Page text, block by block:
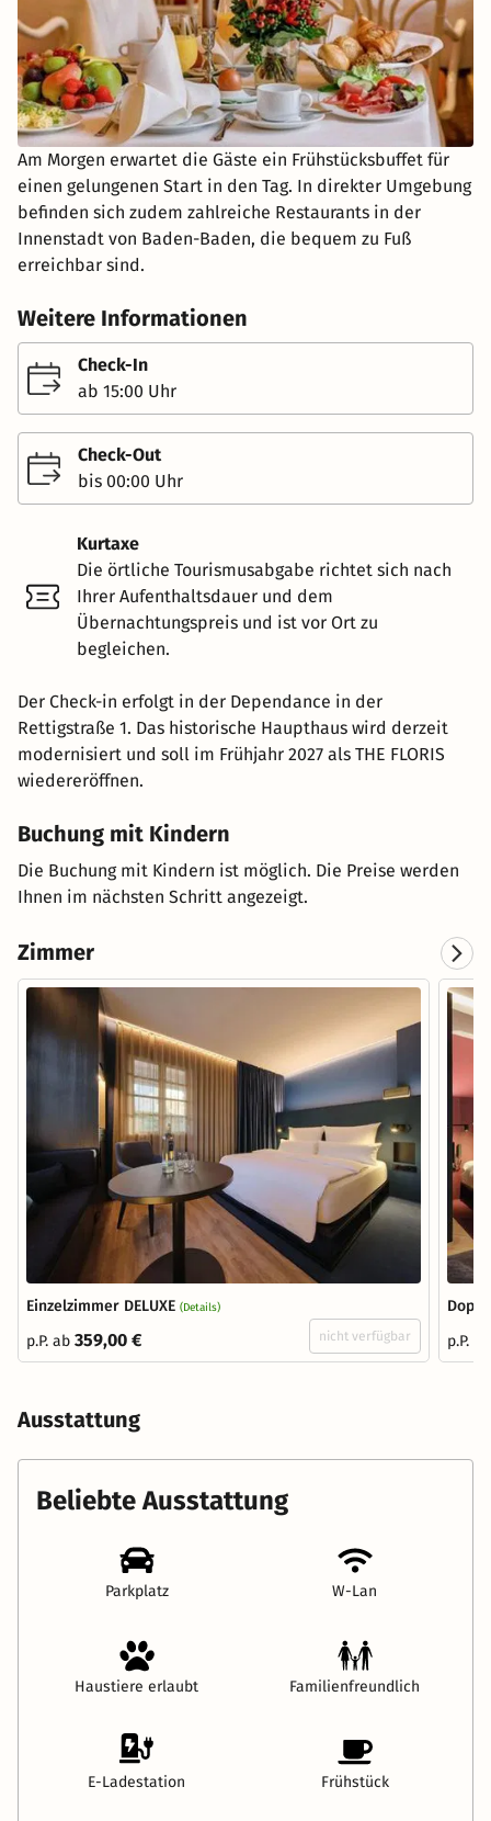
Am Morgen erwartet die Gäste ein Frühstücksbuffet für
einen gelungenen Start in den Tag. In direkter Umgebung
befinden sich zudem zahlreiche Restaurants in der
Innenstadt von Baden-Baden, die bequem zu Fuß
erreichbar sind.
Weitere Informationen
Check-In
ab 15:00 Uhr
Check-Out
bis 00:00 Uhr
Kurtaxe
Die örtliche Tourismusabgabe richtet sich nach
Ihrer Aufenthaltsdauer und dem
Übernachtungspreis und ist vor Ort zu
begleichen.
Der Check-in erfolgt in der Dependance in der
Rettigstraße 1. Das historische Haupthaus wird derzeit
modernisiert und soll im Frühjahr 2027 als THE FLORIS
wiedereröffnen.
Buchung mit Kindern
Die Buchung mit Kindern ist möglich. Die Preise werden
Ihnen im nächsten Schritt angezeigt.
Zimmer
Einzelzimmer DELUXE (Details)
p.P. ab 359,00 € nicht verfügbar
p.P.
Ausstattung
Beliebte Ausstattung
Parkplatz W-Lan
Haustiere erlaubt Familienfreundlich
E-Ladestation Frühstück